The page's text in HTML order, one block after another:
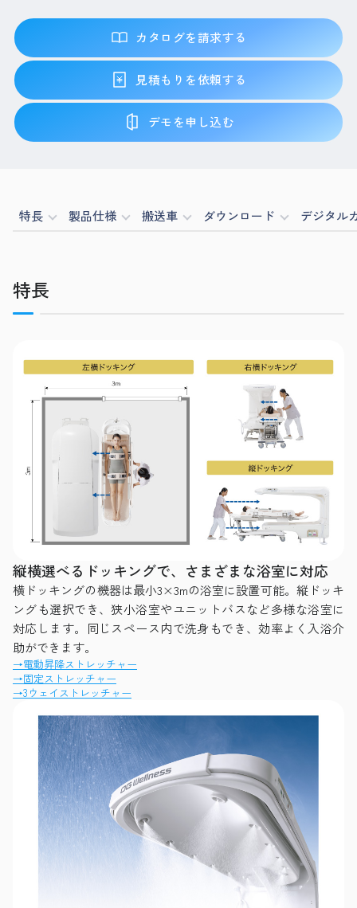
カタログを請求する
見積もりを依頼する
デモを申し込む
特長 製品仕様 搬送車 ダウンロード デジタル
特長
縦横選べるドッキングで、さまざまな浴室に対応
横ドッキングの機器は最小3×3mの浴室に設置可能。縦ドッキ
ングも選択でき、狭小浴室やユニットバスなど多様な浴室に
対応します。同じスペース内で洗身もでき、効率よく入浴介
助ができます。
→電動昇降ストレッチャー
→固定ストレッチャー
→3ウェイストレッチャー